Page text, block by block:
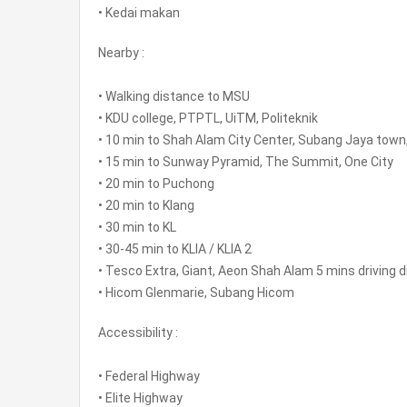
• Kedai makan
Nearby :
• Walking distance to MSU
• KDU college, PTPTL, UiTM, Politeknik
• 10 min to Shah Alam City Center, Subang Jaya town,
• 15 min to Sunway Pyramid, The Summit, One City
• 20 min to Puchong
• 20 min to Klang
• 30 min to KL
• 30-45 min to KLIA / KLIA 2
• Tesco Extra, Giant, Aeon Shah Alam 5 mins driving
• Hicom Glenmarie, Subang Hicom
Accessibility :
• Federal Highway
• Elite Highway